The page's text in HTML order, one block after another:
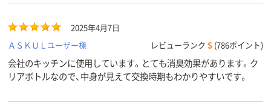
2025年4月7日
ＡＳＫＵＬユーザー様
レビューランク S (786ポイント)
会社のキッチンに使用しています。とても消臭効果があります。ク
リアボトルなので、中身が見えて交換時期もわかりやすいです。